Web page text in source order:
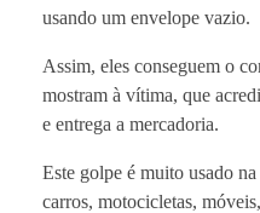
usando um envelope vazio.
Assim, eles conseguem o
mostram à vítima, que
e entrega a mercadoria.
Este golpe é muito usado
carros, motocicletas,